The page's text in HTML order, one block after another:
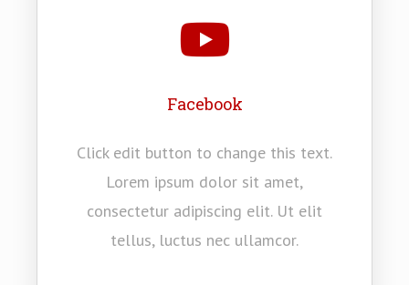
Facebook
Click edit button to change this text.
Lorem ipsum dolor sit amet,
consectetur adipiscing elit. Ut elit
tellus, luctus nec ullamcor.